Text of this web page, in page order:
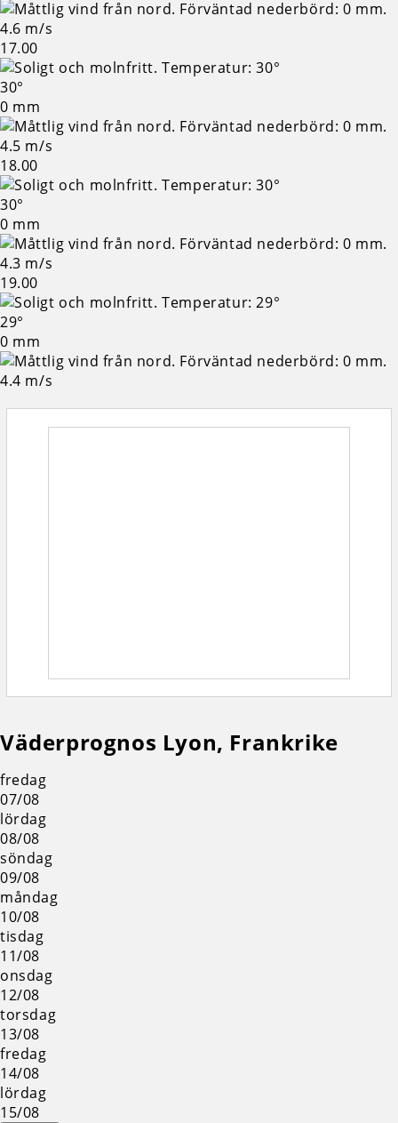
4.6 m/s
17.00
30°
0 mm
4.5 m/s
18.00
30°
0 mm
4.3 m/s
19.00
29°
0 mm
4.4 m/s
Väderprognos Lyon, Frankrike
fredag
07/08
lördag
08/08
söndag
09/08
måndag
10/08
tisdag
11/08
onsdag
12/08
torsdag
13/08
fredag
14/08
lördag
15/08